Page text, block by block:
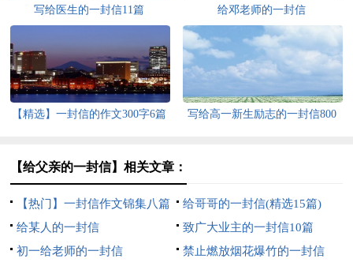
写给医生的一封信11篇 给邓老师的一封信
【精选】一封信的作文300字6篇
写给高一新生励志的一封信800
【给父亲的一封信】相关文章：
【热门】一封信作文锦集八篇
给哥哥的一封信(精选15篇)
给某人的一封信
致广大业主的一封信10篇
初一给老师的一封信
禁止燃放烟花爆竹的一封信